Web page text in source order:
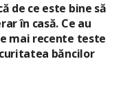
de ce este bine să
în casă. Ce au
mai recente teste
băncilor